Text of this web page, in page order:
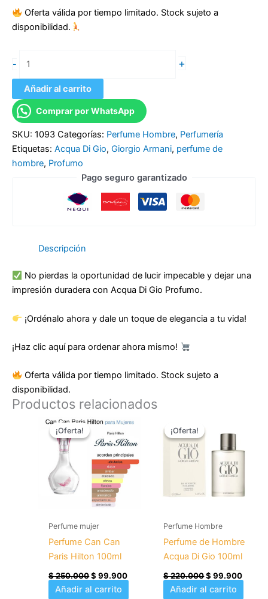
Oferta válida por tiempo limitado. Stock sujeto a
disponibilidad.
- +
Añadir al carrito
Comprar por WhatsApp
SKU: 1093 Categorías: Perfume Hombre, Perfumería
Etiquetas: Acqua Di Gio, Giorgio Armani, perfume de
hombre, Profumo
Pago seguro garantizado
Descripción
No pierdas la oportunidad de lucir impecable y dejar una
impresión duradera con Acqua Di Gio Profumo.
¡Ordénalo ahora y dale un toque de elegancia a tu vida!
¡Haz clic aquí para ordenar ahora mismo!
Oferta válida por tiempo limitado. Stock sujeto a
disponibilidad.
Productos relacionados
¡Oferta!
¡Oferta!
Perfume mujer
Perfume Can Can
Paris Hilton 100ml
$250.000
precio
original
era:
$ 250.000.
$ 99.900
precio
es:
$ 99.900.
Añadir al carrito
¡Oferta!
¡Oferta!
Perfume Hombre
Perfume de Hombre
Acqua Di Gio 100ml
$220.000
original
$ 220.000.
$ 99.900
Añadir al carrito